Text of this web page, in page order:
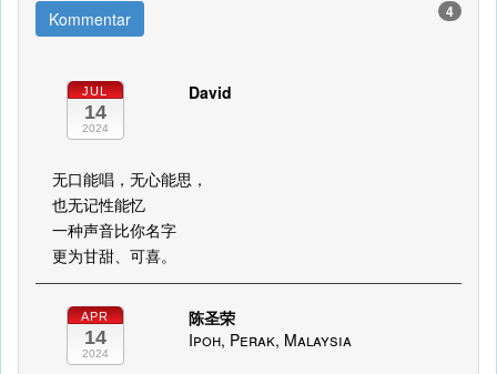
Kommentar 4
JUL
14
2024
David
无口能唱，无心能思，
也无记性能忆
一种声音比你名字
更为甘甜、可喜。
APR
14
2024
陈圣荣
Ipoh, Perak, Malaysia